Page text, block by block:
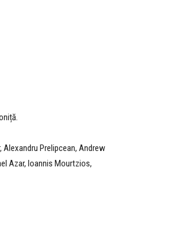
Prelipcean, Andrew
Azar, Ioannis Mourtzios,